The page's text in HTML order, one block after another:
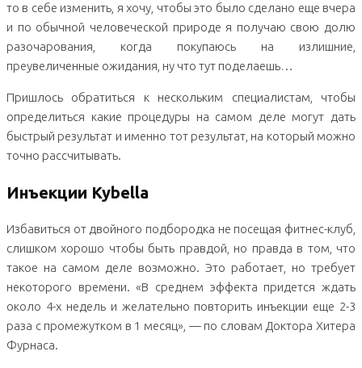
то в себе изменить, я хочу, чтобы это было сделано еще вчера
и по обычной человеческой природе я получаю свою долю
разочарования, когда покупаюсь на излишние,
преувеличенные ожидания, ну что тут поделаешь…
Пришлось обратиться к нескольким специалистам, чтобы
определиться какие процедуры на самом деле могут дать
быстрый результат и именно тот результат, на который можно
точно рассчитывать.
Инъекции Kybella
Избавиться от двойного подбородка не посещая фитнес-клуб,
слишком хорошо чтобы быть правдой, но правда в том, что
такое на самом деле возможно. Это работает, но требует
некоторого времени. «В среднем эффекта придется ждать
около 4-х недель и желательно повторить инъекции еще 2-3
раза с промежутком в 1 месяц», — по словам Доктора Хитера
Фурнаса.